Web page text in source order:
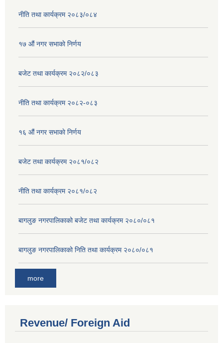
नीति तथा कार्यक्रम २०८३/०८४
१७ ‌‍औं नगर सभाकाे निर्णय
बजेट तथा कार्यक्रम २०८२/०८३
नीति तथा कार्यक्रम २०८२-०८३
१६ ‌औं नगर सभाकाे निर्णय
बजेट तथा कार्यक्रम २०८१/०८२
नीति तथा कार्यक्रम २०८१/०८२
बागलुङ नगरपालिकाको बजेट तथा कार्यक्रम २०८०/०८१
बागलुङ नगरपालिकाको निति तथा कार्यक्रम २०८०/०८१
more
Revenue/ Foreign Aid